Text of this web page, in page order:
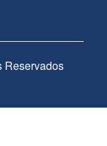
Reservados